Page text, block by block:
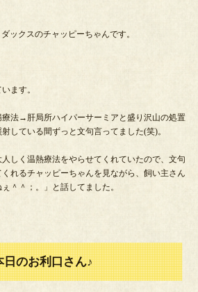
ックスのチャッピーちゃんです。
ます。
法→肝局所ハイパーサーミアと盛り沢山の処置
している間ずっと文句言ってました(笑)。
しく温熱療法をやらせてくれていたので、文句
れるチャッピーちゃんを見ながら、飼い主さん
＾＾；。」と話してました。
日のお利口さん♪